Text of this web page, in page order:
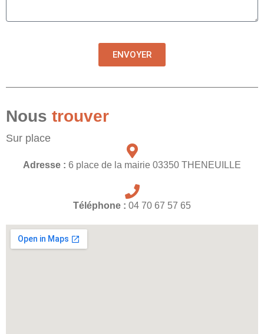
ENVOYER
Nous trouver
Sur place
Adresse : 6 place de la mairie 03350 THENEUILLE
Téléphone : 04 70 67 57 65